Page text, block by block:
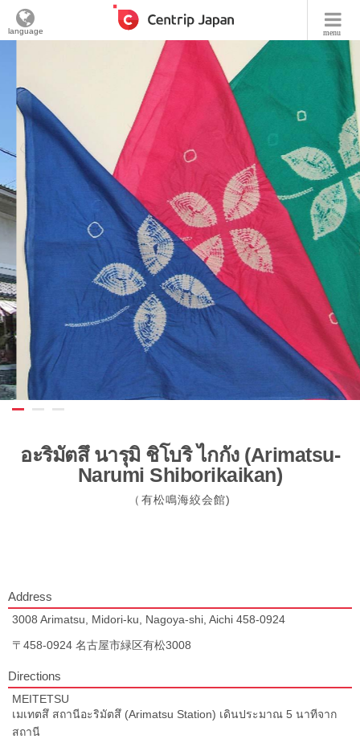
menu
language
อะริมัตสึ นารุมิ ชิโบริ ไกกัง (Arimatsu-
Narumi Shiborikaikan)
（有松鳴海絞会館)
Address
3008 Arimatsu, Midori-ku, Nagoya-shi, Aichi 458-0924
〒458-0924 名古屋市緑区有松3008
Directions
MEITETSU
เมเทตสึ สถานีอะริมัตสึ (Arimatsu Station) เดินประมาณ 5 นาทีจาก
สถานี